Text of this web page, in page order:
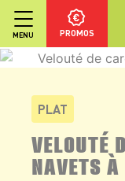
MENU PROMOS
PLAT
VELOUTÉ
NAVETS